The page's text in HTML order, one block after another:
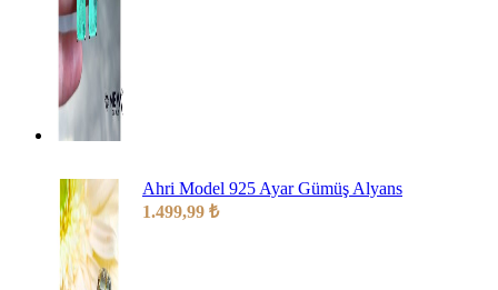
Ahri Model 925 Ayar Gümüş Alyans
1.499,99 ₺